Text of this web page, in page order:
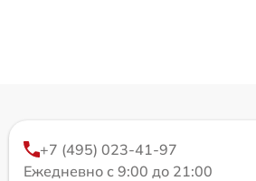
+7 (495) 023-41-97
Ежедневно с 9:00 до 21:00